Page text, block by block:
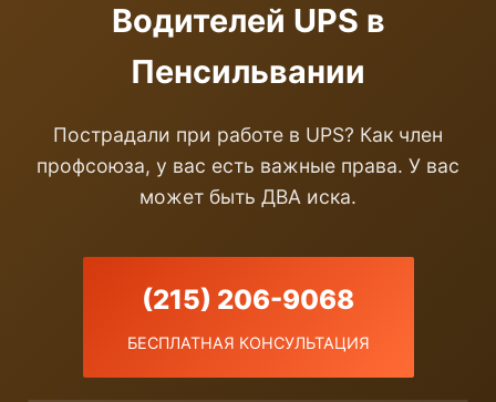
Водителей UPS в
Пенсильвании
Пострадали при работе в UPS? Как член
профсоюза, у вас есть важные права. У вас
может быть ДВА иска.
(215) 206-9068
БЕСПЛАТНАЯ КОНСУЛЬТАЦИЯ